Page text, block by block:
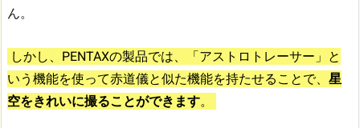
ん。
しかし、PENTAXの製品では、「アストロトレーサー」と
いう機能を使って赤道儀と似た機能を持たせることで、 星
空をきれいに撮ることができます。